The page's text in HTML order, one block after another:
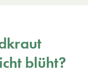
blüht?